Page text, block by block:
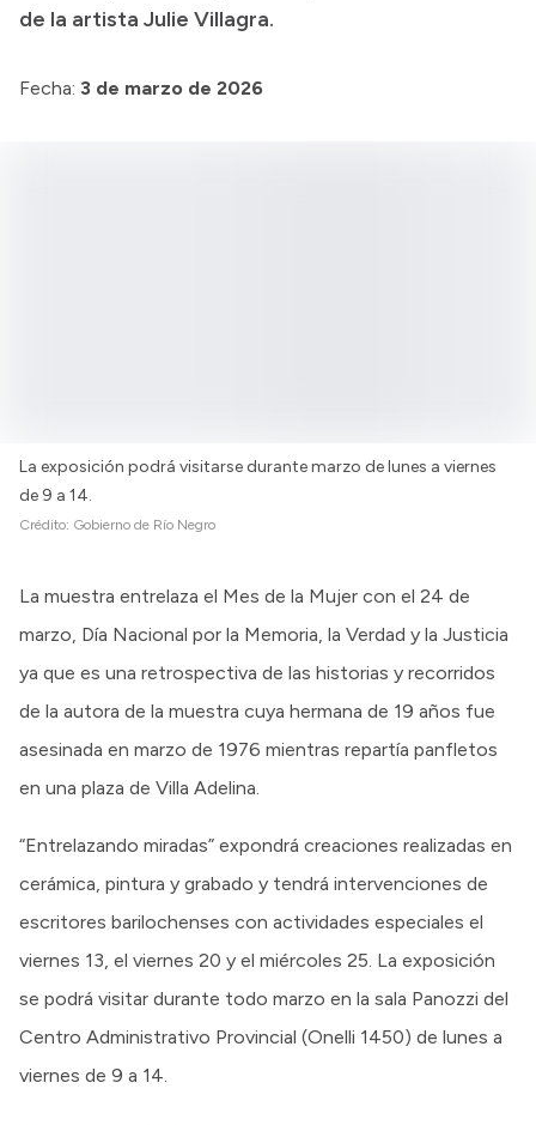
Consulta de expedientes
Convocatorias
de la artista Julie Villagra.
Fecha: 3 de marzo de 2026
La exposición podrá visitarse durante marzo de lunes a viernes
de 9 a 14.
Crédito: Gobierno de Río Negro
La muestra entrelaza el Mes de la Mujer con el 24 de
marzo, Día Nacional por la Memoria, la Verdad y la Justicia
ya que es una retrospectiva de las historias y recorridos
de la autora de la muestra cuya hermana de 19 años fue
asesinada en marzo de 1976 mientras repartía panfletos
en una plaza de Villa Adelina.
“Entrelazando miradas” expondrá creaciones realizadas en
cerámica, pintura y grabado y tendrá intervenciones de
escritores barilochenses con actividades especiales el
viernes 13, el viernes 20 y el miércoles 25. La exposición
se podrá visitar durante todo marzo en la sala Panozzi del
Centro Administrativo Provincial (Onelli 1450) de lunes a
viernes de 9 a 14.